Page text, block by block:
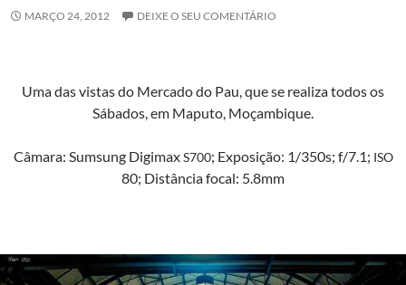
MARÇO 24, 2012 DEIXE O SEU COMENTÁRIO
Uma das vis­tas do Mer­ca­do do Pau, que se real­iza todos os
Sába­dos, em Maputo, Moçambique.
Câmara: Sum­sung Digi­maxS700; Exposição: 1/350s; f/7.1; ISO
80; Dis­tân­cia focal: 5.8mm